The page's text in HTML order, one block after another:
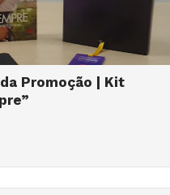
Promoção | Kit